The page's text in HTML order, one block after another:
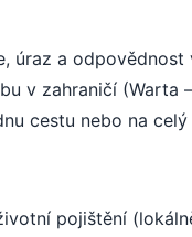
úraz a odpovědnost
v zahraničí
cestu nebo na
pojištění